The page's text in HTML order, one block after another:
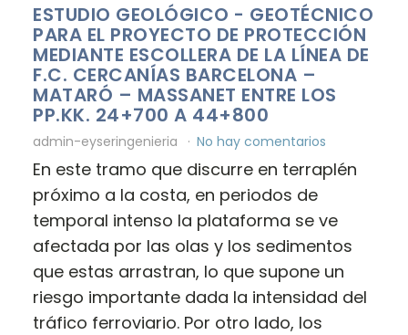
ESTUDIO GEOLÓGICO - GEOTÉCNICO
PARA EL PROYECTO DE PROTECCIÓN
MEDIANTE ESCOLLERA DE LA LÍNEA DE
F.C. CERCANÍAS BARCELONA –
MATARÓ – MASSANET ENTRE LOS
PP.KK. 24+700 A 44+800
admin-eyseringenieria No hay comentarios
En este tramo que discurre en terraplén
próximo a la costa, en periodos de
temporal intenso la plataforma se ve
afectada por las olas y los sedimentos
que estas arrastran, lo que supone un
riesgo importante dada la intensidad del
tráfico ferroviario. Por otro lado, los